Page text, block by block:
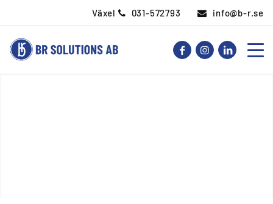
Växel 031-572793 info@b-r.se